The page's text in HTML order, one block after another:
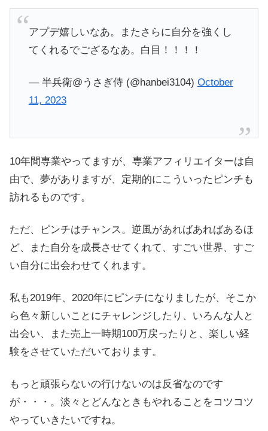
アプデ嬉しいなあ。またさらに自分を強くし
てくれるでござるなあ。白目！！！！
— 半兵衛@うさぎ侍 (@hanbei3104) October
11, 2023
10年間専業やってますが、専業アフィリエイターは自
由で、夢がありますが、定期的にこういったピンチも
訪れるものです。
ただ、ピンチはチャンス。逆風があればあればあるほ
ど、また自分を成長させてくれて、すごい世界、すご
い自分に出会わせてくれます。
私も2019年、2020年にピンチになりましたが、そこか
ら色々新しいことにチャレンジしたり、いろんな人と
出会い、また売上一時期100万戻ったりと、楽しい経
験をさせていただいております。
もっと頑張らないの行けないのは反省なのです
が・・・。淡々とどんなときもやれることをコツコツ
やっていきたいですね。